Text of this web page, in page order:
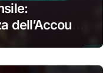
dell’Account,